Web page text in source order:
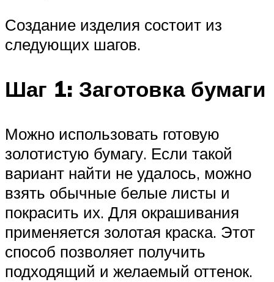
Создание изделия состоит из
следующих шагов.
Шаг 1: Заготовка бумаги
Можно использовать готовую
золотистую бумагу. Если такой
вариант найти не удалось, можно
взять обычные белые листы и
покрасить их. Для окрашивания
применяется золотая краска. Этот
способ позволяет получить
подходящий и желаемый оттенок.